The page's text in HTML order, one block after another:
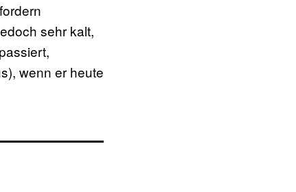
sehr kalt,
wenn er heute